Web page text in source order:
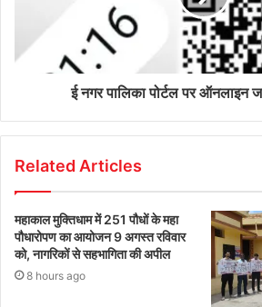
ई नगर पालिका पोर्टल पर ऑनलाइन
Related Articles
महाकाल मुक्तिधाम में 251 पौधों के महा
पौधारोपण का आयोजन 9 अगस्त रविवार
को, नागरिकों से सहभागिता की अपील
8 hours ago